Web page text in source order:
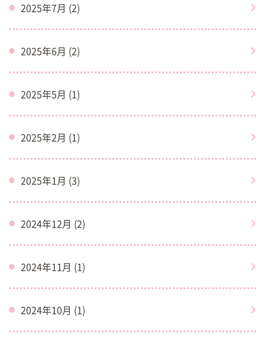
2025年7月 (2)
2025年6月 (2)
2025年5月 (1)
2025年2月 (1)
2025年1月 (3)
2024年12月 (2)
2024年11月 (1)
2024年10月 (1)